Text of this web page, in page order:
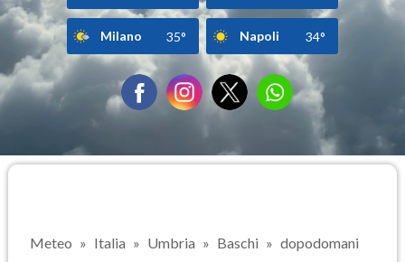
Milano 35° Napoli 34°
Meteo Italia Umbria Baschi dopodomani